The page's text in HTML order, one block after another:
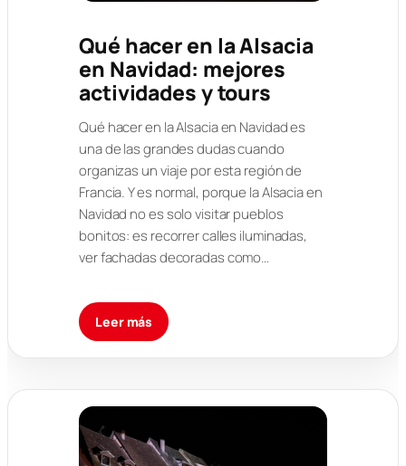
Qué hacer en la Alsacia
en Navidad: mejores
actividades y tours
Qué hacer en la Alsacia en Navidad es
una de las grandes dudas cuando
organizas un viaje por esta región de
Francia. Y es normal, porque la Alsacia en
Navidad no es solo visitar pueblos
bonitos: es recorrer calles iluminadas,
ver fachadas decoradas como…
Leer más